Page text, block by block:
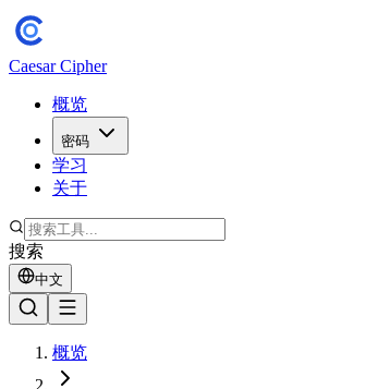
Caesar Cipher
概览
密码
学习
关于
搜索
中文
概览